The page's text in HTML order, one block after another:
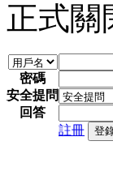
正式關
密碼
安全提問
回答
註冊
登